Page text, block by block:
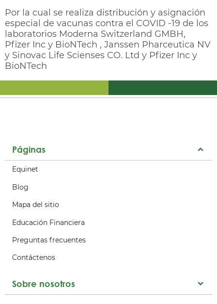
Por la cual se realiza distribución y asignación
especial de vacunas contra el COVID -19 de los
laboratorios Moderna Switzerland GMBH,
Pfizer Inc y BioNTech , Janssen Pharceutica NV
y Sinovac Life Scienses CO. Ltd y Pfizer Inc y
BioNTech
Páginas
Equinet
Blog
Mapa del sitio
Educación Financiera
Preguntas frecuentes
Contáctenos
Sobre nosotros